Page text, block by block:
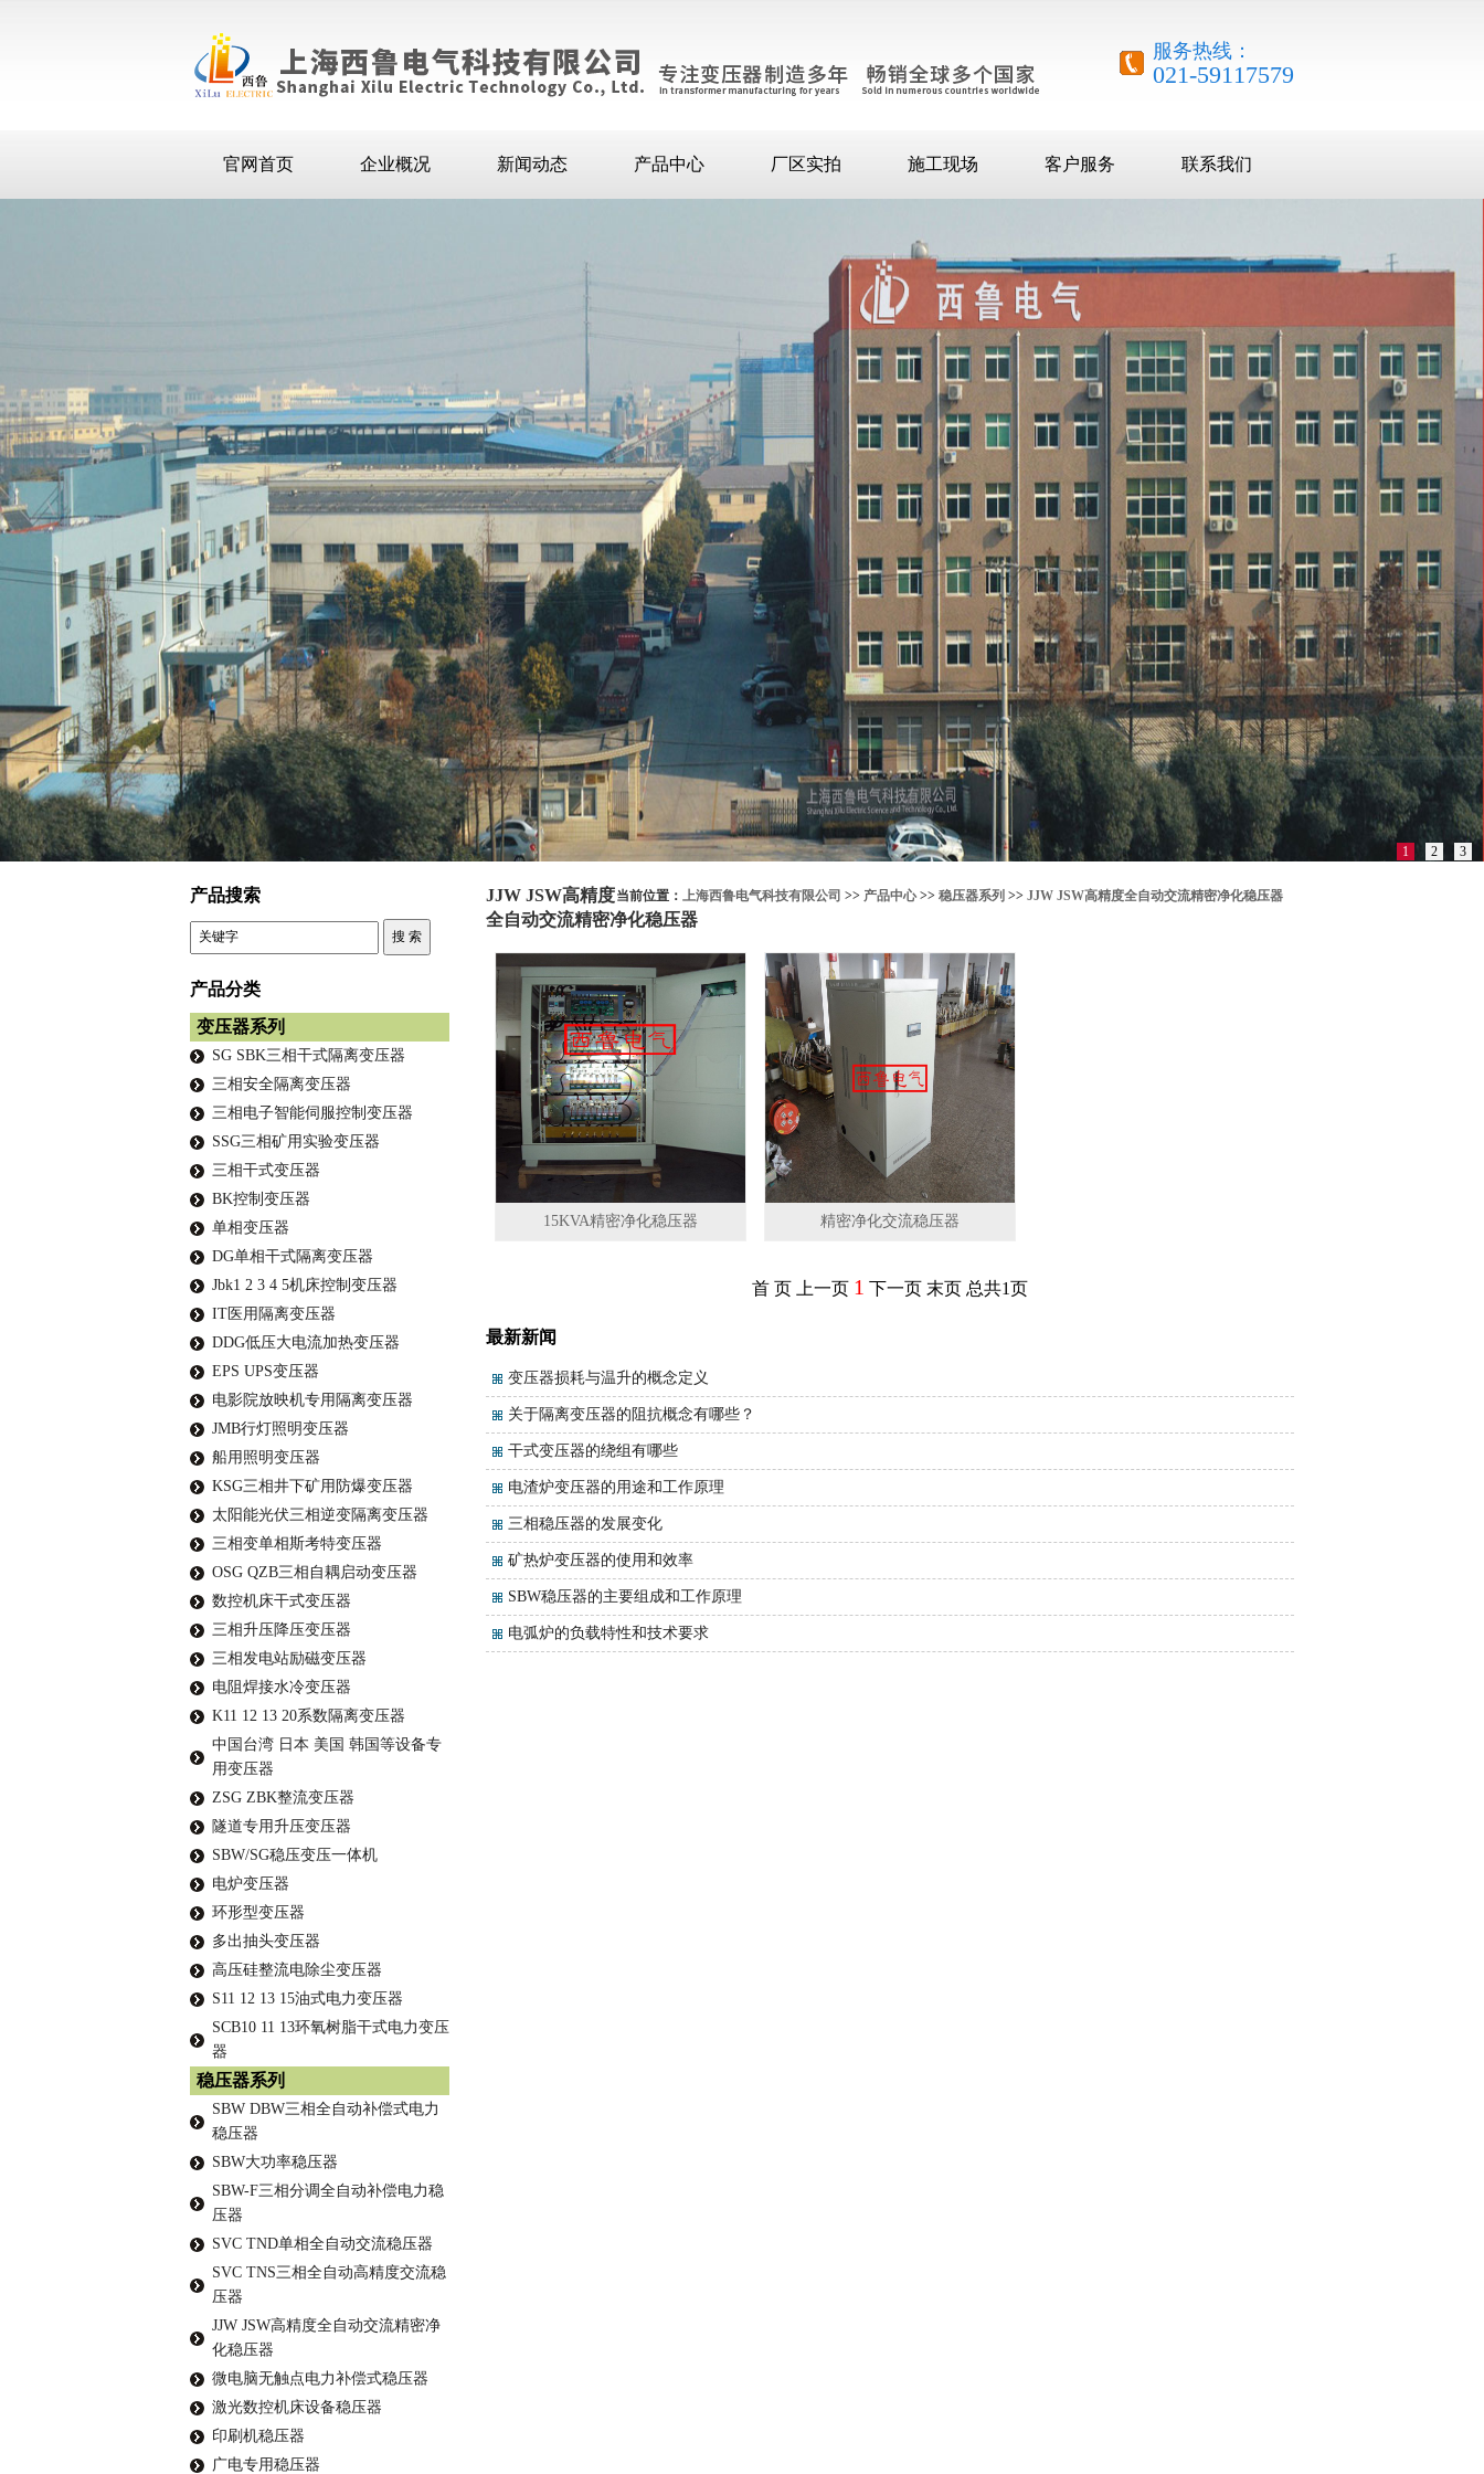
服务热线：
021-59117579
官网首页 企业概况 新闻动态 产品中心 厂区实拍 施工现场 客户服务 联系我们
1 2 3
当前位置： 上海西鲁电气科技有限公司 >> 产品中心 >> 稳压器系列 >> JJW JSW高精度全自动交流精密净化稳压器
JJW JSW高精度
全自动交流精密净化稳压器
15KVA精密净化稳压器 精密净化交流稳压器
首 页 上一页 1 下一页 末页 总共1页
最新新闻
变压器损耗与温升的概念定义
关于隔离变压器的阻抗概念有哪些？
干式变压器的绕组有哪些
电渣炉变压器的用途和工作原理
三相稳压器的发展变化
矿热炉变压器的使用和效率
SBW稳压器的主要组成和工作原理
电弧炉的负载特性和技术要求
产品搜索
产品分类
变压器系列
SG SBK三相干式隔离变压器
三相安全隔离变压器
三相电子智能伺服控制变压器
SSG三相矿用实验变压器
三相干式变压器
BK控制变压器
单相变压器
DG单相干式隔离变压器
Jbk1 2 3 4 5机床控制变压器
IT医用隔离变压器
DDG低压大电流加热变压器
EPS UPS变压器
电影院放映机专用隔离变压器
JMB行灯照明变压器
船用照明变压器
KSG三相井下矿用防爆变压器
太阳能光伏三相逆变隔离变压器
三相变单相斯考特变压器
OSG QZB三相自耦启动变压器
数控机床干式变压器
三相升压降压变压器
三相发电站励磁变压器
电阻焊接水冷变压器
K11 12 13 20系数隔离变压器
中国台湾 日本 美国 韩国等设备专
用变压器
ZSG ZBK整流变压器
隧道专用升压变压器
SBW/SG稳压变压一体机
电炉变压器
环形型变压器
多出抽头变压器
高压硅整流电除尘变压器
S11 12 13 15油式电力变压器
SCB10 11 13环氧树脂干式电力变压
器
稳压器系列
SBW DBW三相全自动补偿式电力
稳压器
SBW大功率稳压器
SBW-F三相分调全自动补偿电力稳
压器
SVC TND单相全自动交流稳压器
SVC TNS三相全自动高精度交流稳
压器
JJW JSW高精度全自动交流精密净
化稳压器
微电脑无触点电力补偿式稳压器
激光数控机床设备稳压器
印刷机稳压器
广电专用稳压器